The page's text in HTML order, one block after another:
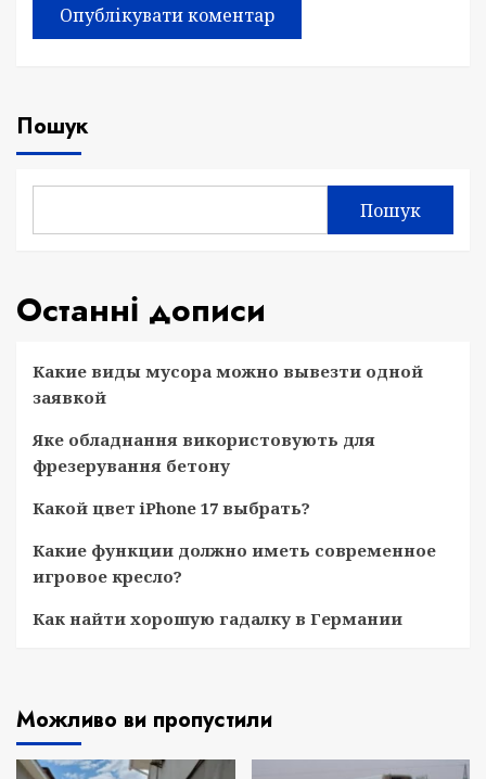
Пошук
Пошук
Останні дописи
Какие виды мусора можно вывезти одной
заявкой
Яке обладнання використовують для
фрезерування бетону
Какой цвет iPhone 17 выбрать?
Какие функции должно иметь современное
игровое кресло?
Как найти хорошую гадалку в Германии
Можливо ви пропустили